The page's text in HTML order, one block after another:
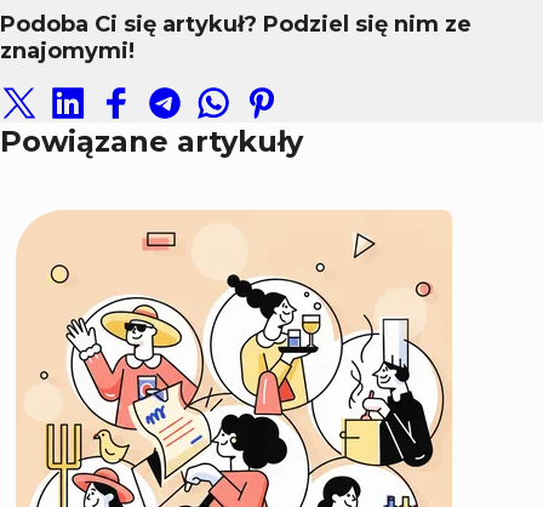
Podoba Ci się artykuł? Podziel się nim ze
znajomymi!
Powiązane artykuły